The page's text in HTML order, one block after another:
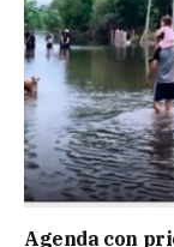
Agenda con